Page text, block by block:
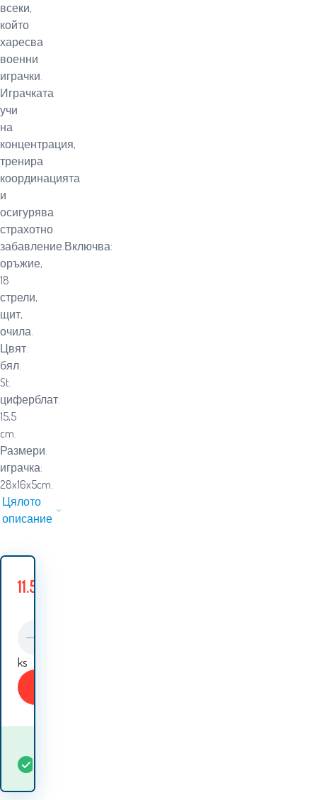
всеки,
който
харесва
военни
играчки.
Играчката
учи
на
концентрация,
тренира
координацията
и
осигурява
страхотно
забавление.Включва:
оръжие,
18
стрели,
щит,
очила.
Цвят:
бял.
St.
циферблат:
15,5
cm.
Размери.
играчка:
28x16x5cm.
Цялото
описание
11.50
ks